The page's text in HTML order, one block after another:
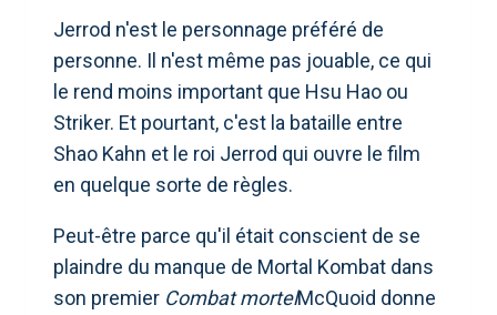
Jerrod n'est le personnage préféré de
personne. Il n'est même pas jouable, ce qui
le rend moins important que Hsu Hao ou
Striker. Et pourtant, c'est la bataille entre
Shao Kahn et le roi Jerrod qui ouvre le film
en quelque sorte de règles.
Peut-être parce qu'il était conscient de se
plaindre du manque de Mortal Kombat dans
son premier Combat mortelMcQuoid donne